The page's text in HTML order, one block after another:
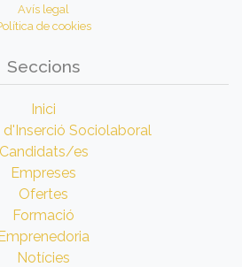
Avís legal
de cookies
Seccions
Inici
d'Inserció Sociolaboral
Candidats/es
Empreses
Ofertes
Formació
Notícies